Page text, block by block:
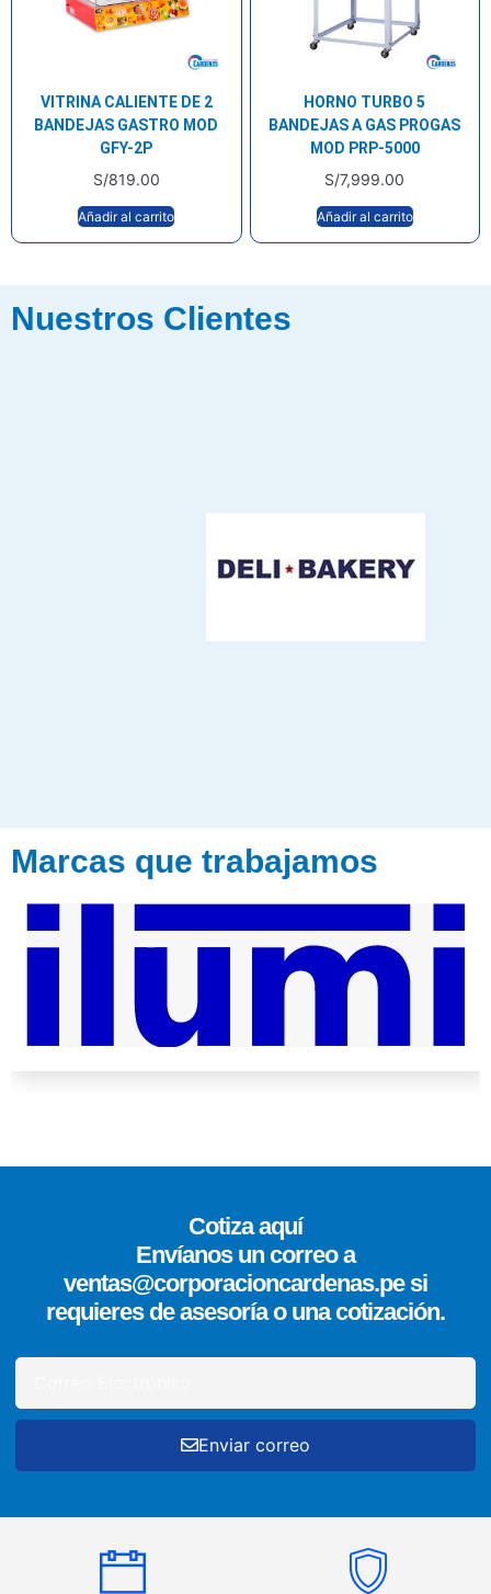
VITRINA CALIENTE DE 2
BANDEJAS GASTRO MOD
GFY-2P
S/819.00
Añadir al carrito
HORNO TURBO 5
BANDEJAS A GAS PROGAS
MOD PRP-5000
S/7,999.00
Añadir al carrito
Nuestros Clientes
Marcas que trabajamos
Cotiza aquí
Envíanos un correo a
ventas@corporacioncardenas.pe si
requieres de asesoría o una cotización.
Enviar correo